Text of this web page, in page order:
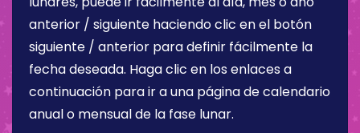
anterior / siguiente haciendo clic en el botón
siguiente / anterior para definir fácilmente la
fecha deseada. Haga clic en los enlaces a
continuación para ir a una página de calendario
anual o mensual de la fase lunar.